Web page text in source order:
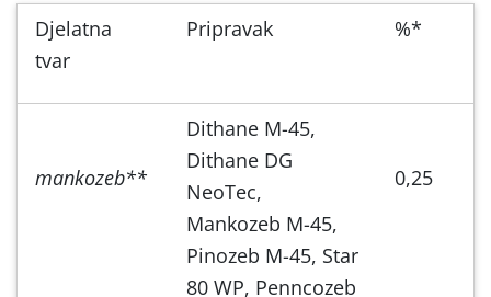
Djelatna
tvar
Pripravak %*
mankozeb**
Dithane M-45,
Dithane DG
NeoTec,
Mankozeb M-45,
Pinozeb M-45, Star
80 WP, Penncozeb
0,25